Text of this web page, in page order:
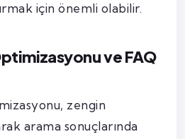
için önemli olabilir.
ve FAQ
zengin
arama sonuçlarında